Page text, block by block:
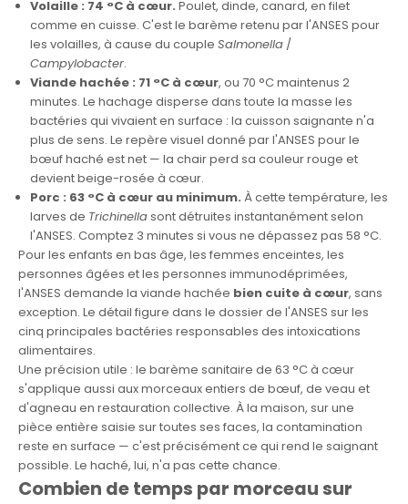
Volaille : 74 °C à cœur. Poulet, dinde, canard, en filet
comme en cuisse. C'est le barème retenu par l'ANSES pour
les volailles, à cause du couple Salmonella /
Campylobacter.
Viande hachée : 71 °C à cœur, ou 70 °C maintenus 2
minutes. Le hachage disperse dans toute la masse les
bactéries qui vivaient en surface : la cuisson saignante n'a
plus de sens. Le repère visuel donné par l'ANSES pour le
bœuf haché est net — la chair perd sa couleur rouge et
devient beige-rosée à cœur.
Porc : 63 °C à cœur au minimum. À cette température, les
larves de Trichinellasont détruites instantanément selon
l'ANSES. Comptez 3 minutes si vous ne dépassez pas 58 °C.
Pour les enfants en bas âge, les femmes enceintes, les
personnes âgées et les personnes immunodéprimées,
l'ANSES demande la viande hachée bien cuite à cœur, sans
exception. Le détail figure dans le dossier de l'ANSES sur les
cinq principales bactéries responsables des intoxications
alimentaires.
Une précision utile : le barème sanitaire de 63 °C à cœur
s'applique aussi aux morceaux entiers de bœuf, de veau et
d'agneau en restauration collective. À la maison, sur une
pièce entière saisie sur toutes ses faces, la contamination
reste en surface — c'est précisément ce qui rend le saignant
possible. Le haché, lui, n'a pas cette chance.
Combien de temps par morceau sur